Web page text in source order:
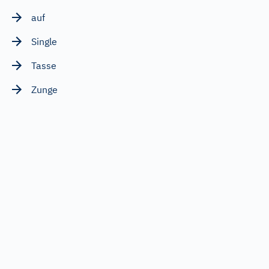
auf
Single
Tasse
Zunge